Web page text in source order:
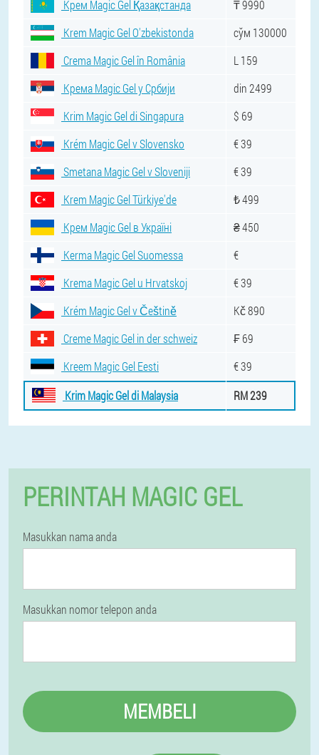
Крем Magic Gel Қазақстанда
₸ 9990
Krem Magic Gel O'zbekistonda
сўм 130000
Crema Magic Gel în România
L 159
Крема Magic Gel у Србији
din 2499
Krim Magic Gel di Singapura
$ 69
Krém Magic Gel v Slovensko
€ 39
Smetana Magic Gel v Sloveniji
€ 39
Krem Magic Gel Türkiye'de
₺ 499
Крем Magic Gel в Україні
₴ 450
Kerma Magic Gel Suomessa
€
Krema Magic Gel u Hrvatskoj
€ 39
Krém Magic Gel v Češtině
Kč 890
Creme Magic Gel in der schweiz
₣ 69
Kreem Magic Gel Eesti
€ 39
Krim Magic Gel di Malaysia
RM 239
PERINTAH MAGIC GEL
Masukkan nama anda
Masukkan nomor telepon anda
MEMBELI